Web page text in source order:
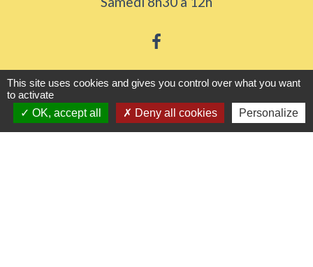
Liens utiles
Seine Normandie Agglomération
This site uses cookies and gives you control over what you want
to activate
OK, accept all
Deny all cookies Personalize